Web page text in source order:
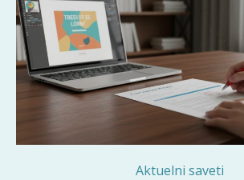
Aktuelni saveti